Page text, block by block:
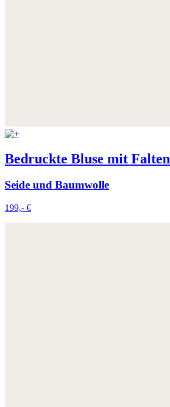
Bedruckte Bluse mit Falten
Seide und Baumwolle
199,- €